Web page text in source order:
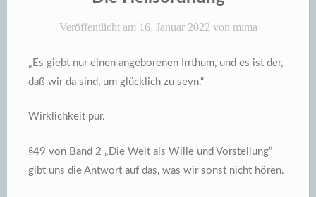
Veröffentlicht am 16. Januar 2022 von mima
„Es giebt nur einen angeborenen Irrthum, und es ist der,
daß wir da sind, um glücklich zu seyn.“
Wirklichkeit pur.
§49 von Band 2 „Die Welt als Wille und Vorstellung“
gibt uns die Antwort auf das, was wir sonst nicht hören.